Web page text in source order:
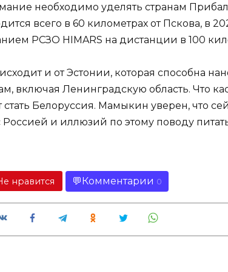
необходимо уделять странам
всего в 60 километрах от Пскова, в
РСЗО HIMARS на дистанции в 100
и от Эстонии, которая способна
включая Ленинградскую область. Что
Белоруссия. Мамыкин уверен, что
Россией и иллюзий по этому поводу
нравится Комментарии 0